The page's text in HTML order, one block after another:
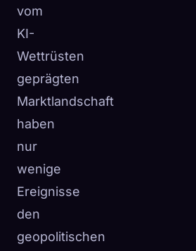
vom
KI-
Wettrüsten
geprägten
Marktlandschaft
haben
nur
wenige
Ereignisse
den
geopolitischen